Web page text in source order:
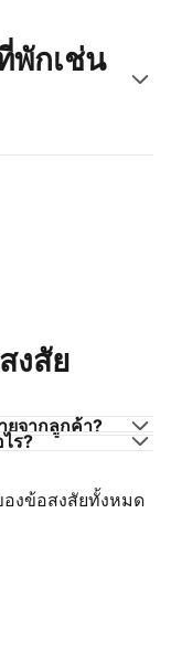
พักเช่น
งสัย
ยจากลูกค้า?
ร?
งข้อสงสัยทั้งหมด